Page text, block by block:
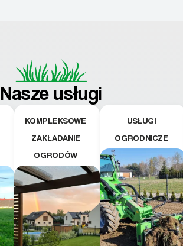
Nasze usługi
KOMPLEKSOWE
ZAKŁADANIE
OGRODÓW
USŁUGI
OGRODNICZE